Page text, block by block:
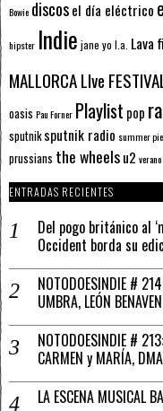
Bowie discosel día eléctrico
hipster Indie jane yo l.a. Lava
MALLORCA LIve
oasis Pau Forner Playlist pop
sputnik sputnik radio summer pie
prussians the wheelsu2 verano
ENTRADAS RECIENTES
Del pogo británico al
Occident borda su
NOTODOESINDIE #
UMBRA, LEÓN
NOTODOESINDIE #
CARMEN y MARÍA,
LA ESCENA MUSICAL